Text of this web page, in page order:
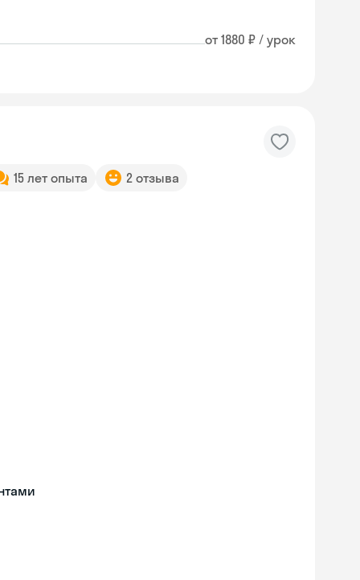
от 1880 ₽ / урок
15 лет опыта 2 отзыва